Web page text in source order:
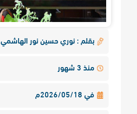
بقلم : نوري حسين نور الهاشمي
منذ 3 شهور
في 2026/05/18م